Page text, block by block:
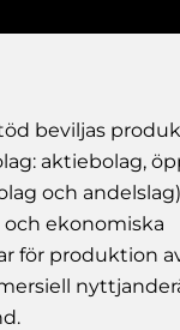
beviljas
aktiebolag,
och
och ekonomiska
för produktion